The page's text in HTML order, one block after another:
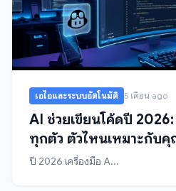
เอไอและระบบอัตโนมัติ 5 เดือน ago
AI ช่วยเขียนโค้ดปี
ทุกตัว ตัวไหนเหมาะกับ
ปี 2026 เครื่องมือ A...